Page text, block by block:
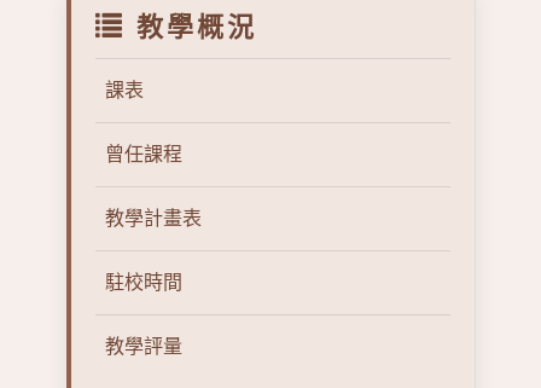
教學概況
課表
曾任課程
教學計畫表
駐校時間
教學評量